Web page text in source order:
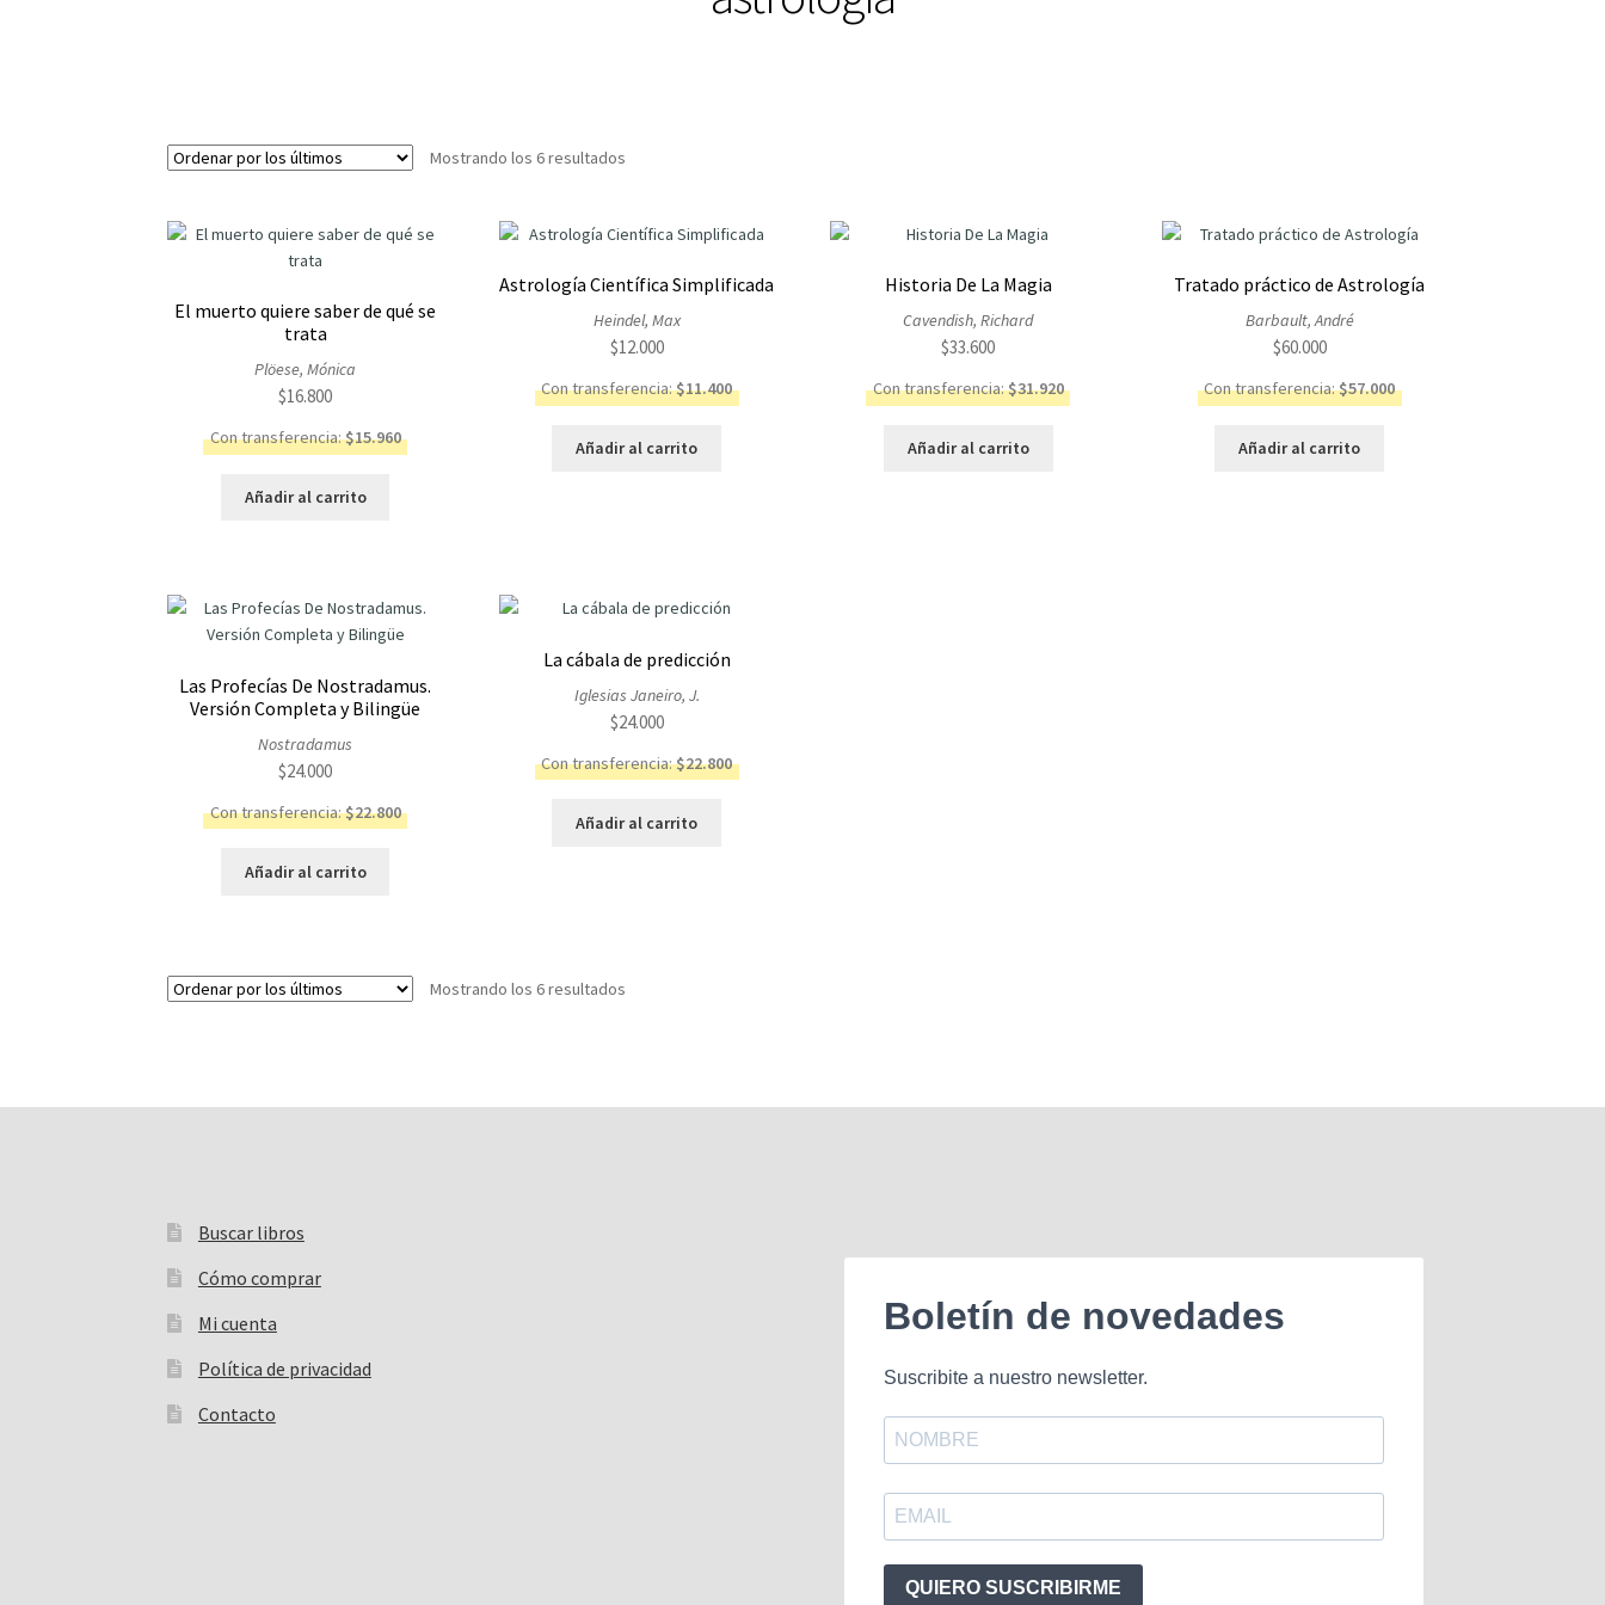
Mostrando los 6 resultados
últimos
El muerto quiere saber de qué se
trata
Plöese, Mónica
$16.800
Con transferencia:$15.960
Añadir al carrito
Astrología Científica Simplificada
Heindel, Max
$12.000
Con transferencia:$11.400
Añadir al carrito
Historia De La Magia
Cavendish, Richard
$33.600
Con transferencia:$31.920
Añadir al carrito
Tratado práctico de Astrología
Barbault, André
$60.000
Con transferencia:$57.000
Añadir al carrito
Las Profecías De Nostradamus.
Versión Completa y Bilingüe
Nostradamus
$24.000
Con transferencia:$22.800
Añadir al carrito
La cábala de predicción
Iglesias Janeiro, J.
$24.000
Con transferencia:$22.800
Añadir al carrito
Mostrando los 6 resultados
Buscar libros
Buscar:
Cómo comprar
Mi cuenta
Política de privacidad
Contacto
Boletín de novedades
Suscribite a nuestro newsletter.
QUIERO SUSCRIBIRME